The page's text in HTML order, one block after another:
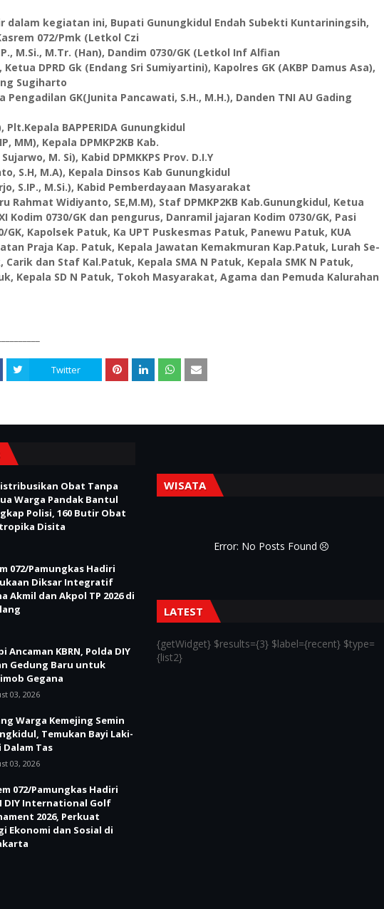
dalam kegiatan ini, Bupati Gunungkidul Endah Subekti Kuntariningsih,
072/Pmk (Letkol Czi
M.Si., M.Tr. (Han), Dandim 0730/GK (Letkol Inf Alfian
DPRD Gk (Endang Sri Sumiyartini), Kapolres GK (AKBP Damus Asa),
Sugiharto
Pengadilan GK(Junita Pancawati, S.H., M.H.), Danden TNI AU Gading
BAPPERIDA Gunungkidul
MM), Kepala DPMKP2KB Kab.
M. Si), Kabid DPMKKPS Prov. D.I.Y
S.H, M.A), Kepala Dinsos Kab Gunungkidul
S.IP., M.Si.), Kabid Pemberdayaan Masyarakat
Rahmat Widiyanto, SE,M.M), Staf DPMKP2KB Kab.Gunungkidul, Ketua
Kodim 0730/GK dan pengurus, Danramil jajaran Kodim 0730/GK, Pasi
GK, Kapolsek Patuk, Ka UPT Puskesmas Patuk, Panewu Patuk, KUA
Praja Kap. Patuk, Kepala Jawatan Kemakmuran Kap.Patuk, Lurah Se-
Carik dan Staf Kal.Patuk, Kepala SMA N Patuk, Kepala SMK N Patuk,
Kepala SD N Patuk, Tokoh Masyarakat, Agama dan Pemuda Kalurahan
Twitter
Obat Tanpa
Warga Pandak Bantul
Polisi, 160 Butir Obat
Disita
072/Pamungkas Hadiri
Diksar Integratif
Akmil dan Akpol TP 2026 di
Ancaman KBRN, Polda DIY
Gedung Baru untuk
Gegana
03, 2026
Warga Kemejing Semin
Temukan Bayi Laki-
Dalam Tas
03, 2026
072/Pamungkas Hadiri
DIY International Golf
2026, Perkuat
Ekonomi dan Sosial di
WISATA
Error: No Posts Found
LATEST
{getWidget} $results={3} $label={recent} $type=
{list2}